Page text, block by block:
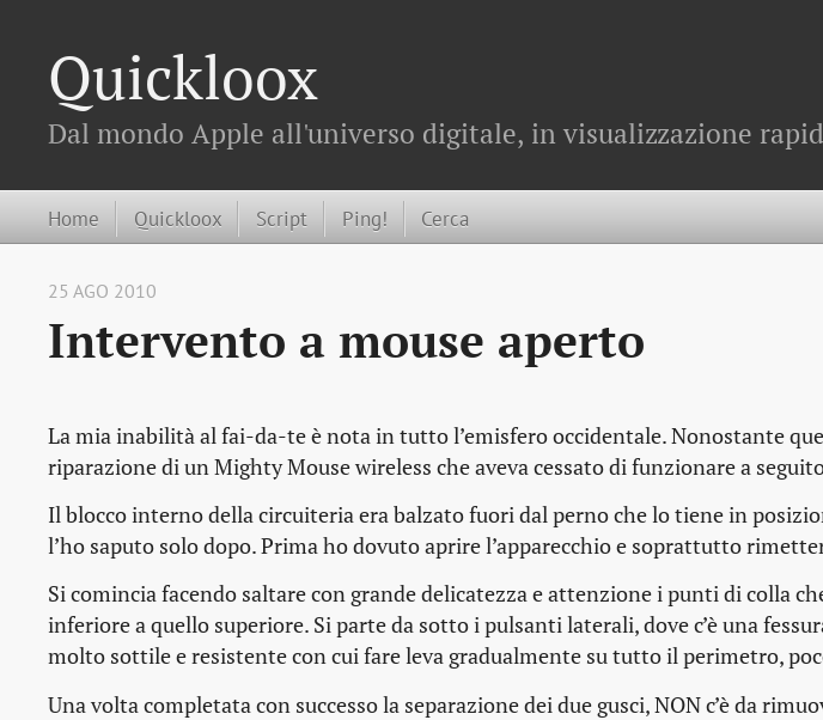
Quickloox
Dal mondo Apple all'universo digitale, in visualizzazione
Home Quickloox Script Ping! Cerca
25 AGO 2010
Intervento a mouse aperto
La mia inabilità al fai-da-te è nota in tutto l’emisfero occidentale. Nonostante
riparazione di un Mighty Mouse wireless che aveva cessato di funzionare a
Il blocco interno della circuiteria era balzato fuori dal perno che lo tiene in
l’ho saputo solo dopo. Prima ho dovuto aprire l’apparecchio e soprattutto
Si comincia facendo saltare con grande delicatezza e attenzione i punti di colla
inferiore a quello superiore. Si parte da sotto i pulsanti laterali, dove c’è una
molto sottile e resistente con cui fare leva gradualmente su tutto il perimetro,
Una volta completata con successo la separazione dei due gusci, NON c’è da